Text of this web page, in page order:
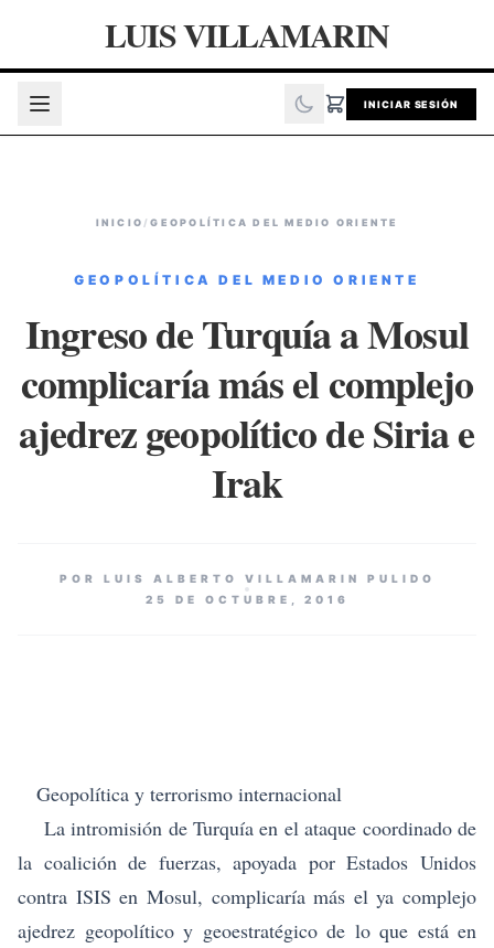
LUIS VILLAMARIN
INICIAR SESIÓN
INICIO /GEOPOLÍTICA DEL MEDIO ORIENTE
GEOPOLÍTICA DEL MEDIO ORIENTE
Ingreso de Turquía a Mosul
complicaría más el complejo
ajedrez geopolítico de Siria e
Irak
POR LUIS ALBERTO VILLAMARIN PULIDO
25 DE OCTUBRE, 2016
Geopolítica y terrorismo internacional
La intromisión de Turquía en el ataque coordinado de
la coalición de fuerzas, apoyada por Estados Unidos
contra ISIS en Mosul, complicaría más el ya complejo
ajedrez geopolítico y geoestratégico de lo que está en